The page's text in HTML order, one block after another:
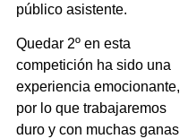
público asistente.
Quedar 2º en esta
competición ha sido una
experiencia emocionante,
por lo que trabajaremos
duro y con muchas ganas